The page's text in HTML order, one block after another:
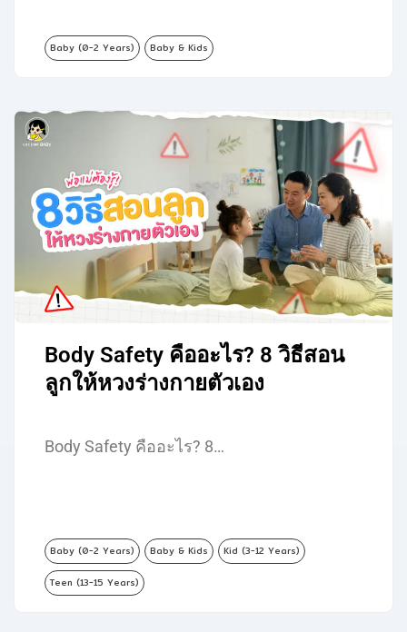
Baby (0-2 Years) Baby & Kids
Body Safety คืออะไร? 8 วิธีสอน
ลูกให้หวงร่างกายตัวเอง
Body Safety คืออะไร? 8…
Baby (0-2 Years) Baby & Kids Kid (3-12 Years)
Teen (13-15 Years)